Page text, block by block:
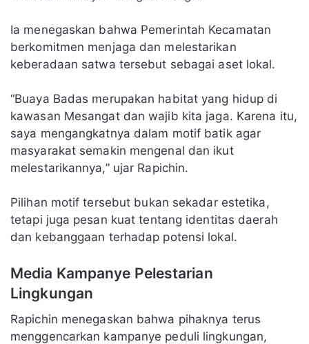
Ia menegaskan bahwa Pemerintah Kecamatan
berkomitmen menjaga dan melestarikan
keberadaan satwa tersebut sebagai aset lokal.
“Buaya Badas merupakan habitat yang hidup di
kawasan Mesangat dan wajib kita jaga. Karena itu,
saya mengangkatnya dalam motif batik agar
masyarakat semakin mengenal dan ikut
melestarikannya,” ujar Rapichin.
Pilihan motif tersebut bukan sekadar estetika,
tetapi juga pesan kuat tentang identitas daerah
dan kebanggaan terhadap potensi lokal.
Media Kampanye Pelestarian
Lingkungan
Rapichin menegaskan bahwa pihaknya terus
menggencarkan kampanye peduli lingkungan,